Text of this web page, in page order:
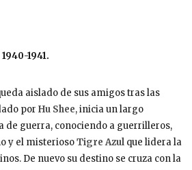
1941.
aislado de sus amigos tras las
por Hu Shee, inicia un largo
de guerra, conociendo a guerrilleros,
y el misteriosoTigre Azul que lidera la
De nuevo su destino se cruza con la